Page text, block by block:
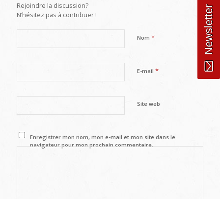
Rejoindre la discussion?
N’hésitez pas à contribuer !
Nom *
E-mail *
Site web
Enregistrer mon nom, mon e-mail et mon site dans le
navigateur pour mon prochain commentaire.
Newsletter